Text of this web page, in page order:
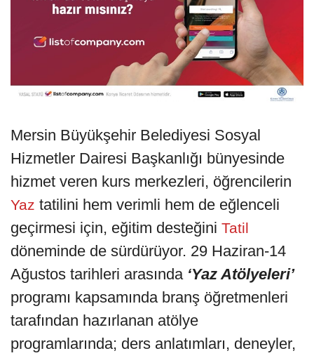
Mersin Büyükşehir Belediyesi Sosyal
Hizmetler Dairesi Başkanlığı bünyesinde
hizmet veren kurs merkezleri, öğrencilerin
Yaz tatilini hem verimli hem de eğlenceli
geçirmesi için, eğitim desteğini Tatil
döneminde de sürdürüyor. 29 Haziran-14
Ağustos tarihleri arasında ‘Yaz Atölyeleri’
programı kapsamında branş öğretmenleri
tarafından hazırlanan atölye
programlarında; ders anlatımları, deneyler,